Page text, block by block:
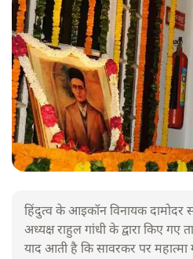
हिंदुत्व के आइकॉन विनायक दामोदर
अध्यक्ष राहुल गांधी के द्वारा किए
याद आती है कि सावरकर पर महात्मा